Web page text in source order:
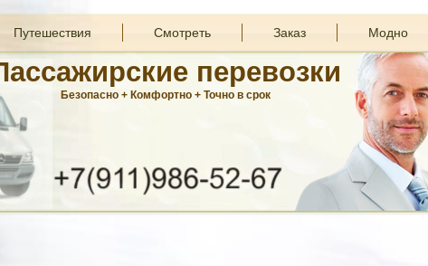
Путешествия Смотреть Заказ Модно
перевозки
Безопасно + Комфортно + Точно в срок